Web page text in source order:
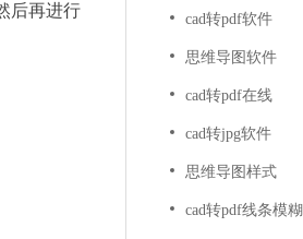
后再进行 cad转pdf软件
思维导图软件
cad转pdf在线
cad转jpg软件
思维导图样式
cad转pdf线条模糊